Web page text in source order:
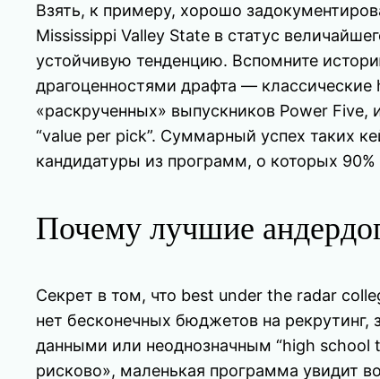
Взять, к примеру, хорошо
Mississippi Valley State в статус
устойчивую тенденцию. Вспомните
драгоценностями драфта —
«раскрученных» выпускников Power
“value per pick”. Суммарный успех таких
кандидатуры из программ, о которых
Почему лучшие
Секрет в том, что best under the radar
нет бесконечных бюджетов на рекрутинг,
данными или неоднозначным “high school
рисково», маленькая программа увидит